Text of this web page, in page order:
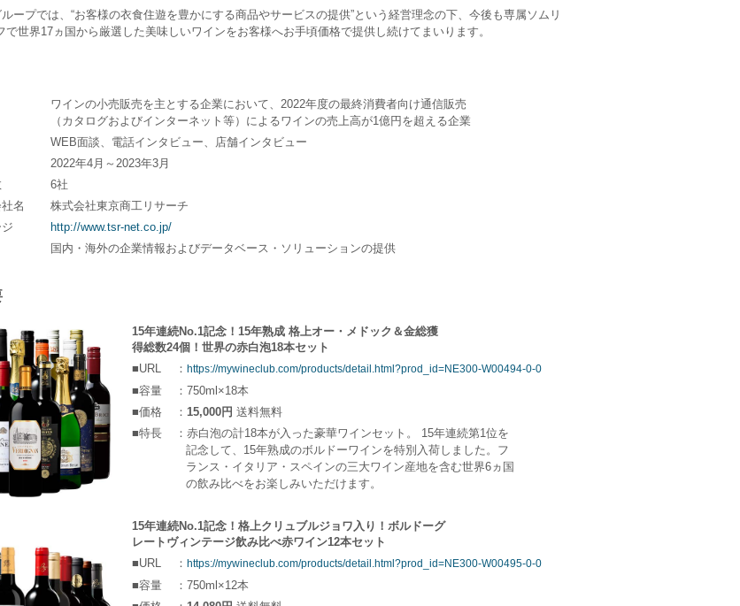
ープでは、“お客様の衣食住遊を豊かにする商品やサービスの提供”という経営理念の下、今後も専属ソムリ
で世界17ヵ国から厳選した美味しいワインをお客様へお手頃価格で提供し続けてまいります。
ワインの小売販売を主とする企業において、2022年度の最終消費者向け通信販売
（カタログおよびインターネット等）によるワインの売上高が1億円を超える企業
WEB面談、電話インタビュー、店舗インタビュー
2022年4月～2023年3月
6社
名
株式会社東京商工リサーチ
http://www.tsr-net.co.jp/
国内・海外の企業情報およびデータベース・ソリューションの提供
15年連続No.1記念！15年熟成 格上オー・メドック＆金総獲
得総数24個！世界の赤白泡18本セット
■URL
： https://mywineclub.com/products/detail.html?prod_id=NE300-W00494-0-0
■容量
：750ml×18本
■価格
： 15,000円 送料無料
■特長
：赤白泡の計18本が入った豪華ワインセット。 15年連続第1位を
記念して、15年熟成のボルドーワインを特別入荷しました。フ
ランス・イタリア・スペインの三大ワイン産地を含む世界6ヵ国
の飲み比べをお楽しみいただけます。
15年連続No.1記念！格上クリュブルジョワ入り！ボルドーグ
レートヴィンテージ飲み比べ赤ワイン12本セット
■URL
： https://mywineclub.com/products/detail.html?prod_id=NE300-W00495-0-0
■容量
：750ml×12本